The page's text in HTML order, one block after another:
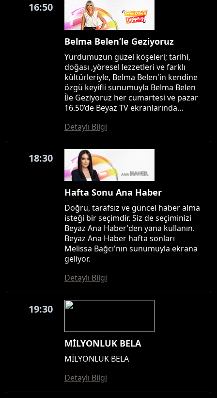
16:50
Belma Belen’le Geziyoruz
Yurdumuzun güzel köşeleri; tarihi,
doğası ,yöresel lezzetleri ve farklı
kültürleriyle, Belma Belen'in kendine
özgü keyifli sunumuyla Belma Belen
İle Geziyoruz her cumartesi ve pazar
16.50’de Beyaz TV ekranlarında…
Detaylı Bilgi
18:30
Hafta Sonu Ana Haber
Doğru, tarafsız ve güncel haber alma
isteği bir seçimdir. Siz de seçiminizi
Beyaz Ana Haber'den yana kullanın.
Beyaz Ana Haber hafta sonları
Melissa Bağcı'nın sunumuyla ekrana
geliyor.
Detaylı Bilgi
19:30
MİLYONLUK BELA
MİLYONLUK BELA
Detaylı Bilgi